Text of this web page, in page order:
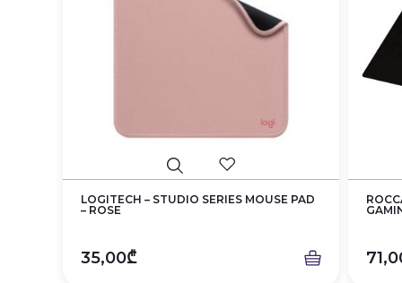
LOGITECH – STUDIO SERIES MOUSE PAD
– ROSE
35,00₾